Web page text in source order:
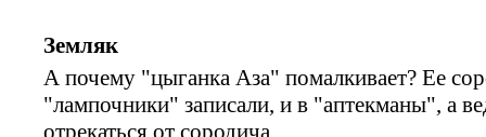
Земляк
А почему "цыганка Аза" помалкивает? Ее
"лампочники" записали, и в "аптекманы", а
отрекаться от сородича.